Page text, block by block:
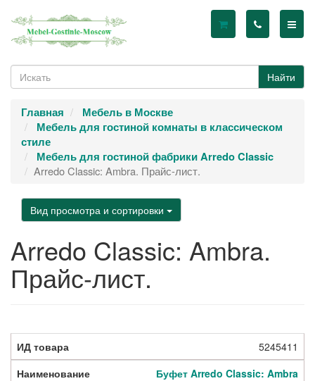
Найти
Главная
Мебель в Москве
Мебель для гостиной комнаты в классическом
стиле
Мебель для гостиной фабрики Arredo Classic
Arredo Classic: Ambra. Прайс-лист.
Вид просмотра и сортировки
Arredo Classic: Ambra.
Прайс-лист.
5245411
Буфет Arredo Classic: Ambra